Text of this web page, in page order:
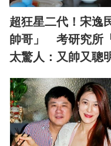
超狂星二代！宋逸
帥哥」 考研究所
太驚人：又帥又聰